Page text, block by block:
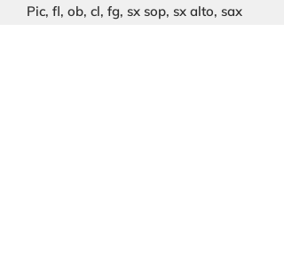
Pic, fl, ob, cl, fg, sx sop, sx alto, sax